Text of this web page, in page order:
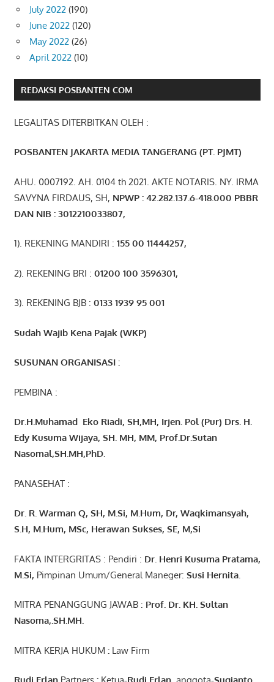
July 2022 (190)
June 2022 (120)
May 2022 (26)
April 2022 (10)
REDAKSI POSBANTEN COM
LEGALITAS DITERBITKAN OLEH :
POSBANTEN JAKARTA MEDIA TANGERANG (PT. PJMT)
AHU. 0007192. AH. 0104 th 2021. AKTE NOTARIS. NY. IRMA
SAVYNA FIRDAUS, SH, NPWP : 42. 282 .137.6-418.000 PBBR
DAN NIB :3012210033807,
1). REKENING MANDIRI : 155 00 11444257,
2). REKENING BRI : 01200 100 3596301,
3). REKENING BJB : 0133 1939 95 001
Sudah Wajib Kena Pajak (WKP)
SUSUNAN ORGANISASI :
PEMBINA :
Dr.H.Muhamad Eko Riadi, SH,MH, Irjen. Pol (Pur) Drs. H.
Edy Kusuma Wijaya, SH. MH, MM, Prof.Dr.Sutan
Nasomal,SH.MH,PhD.
PANASEHAT :
Dr. R. Warman Q, SH, M.Si, M.Hum, Dr, Waqkimansyah,
S.H, M.Hum, MSc, Herawan Sukses, SE, M,Si
FAKTA INTERGRITAS : Pendiri : Dr. Henri Kusuma Pratama,
M.Si, Pimpinan Umum/General Maneger: Susi Hernita.
MITRA PENANGGUNG JAWAB : Prof. Dr. KH. Sultan
Nasoma,.SH.MH.
MITRA KERJA HUKUM : Law Firm